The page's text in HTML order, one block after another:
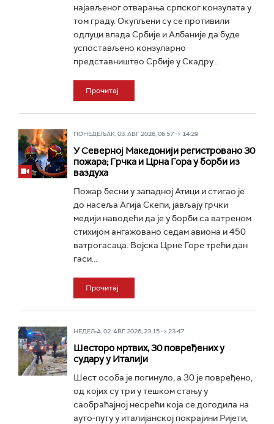
најављеног отварања српског конзулата у
том граду. Окупљени су се противили
одлуци влада Србије и Албаније да буде
успостављено конзуларно
представништво Србије у Скадру...
Прочитај
ПОНЕДЕЉАК, 03. АВГ 2026, 06:57 -> 14:29
У Северној Македонији регистровано 30
пожара; Грчка и Црна Гора у борби из
ваздуха
Пожар бесни у западној Атици и стигао је
до насеља Агија Скепи, јављају грчки
медији наводећи да је у борби са ватреном
стихијом ангажовано седам авиона и 450
ватрогасаца. Војска Црне Горе трећи дан
гаси...
Прочитај
НЕДЕЉА, 02. АВГ 2026, 23:15 -> 23:47
Шесторо мртвих, 30 повређених у
судару у Италији
Шест особа је погинуло, а 30 је повређено,
од којих су три у тешком стању у
саобраћајној несрећи која се догодила на
ауто-путу у италијанској покрајини Ријети,